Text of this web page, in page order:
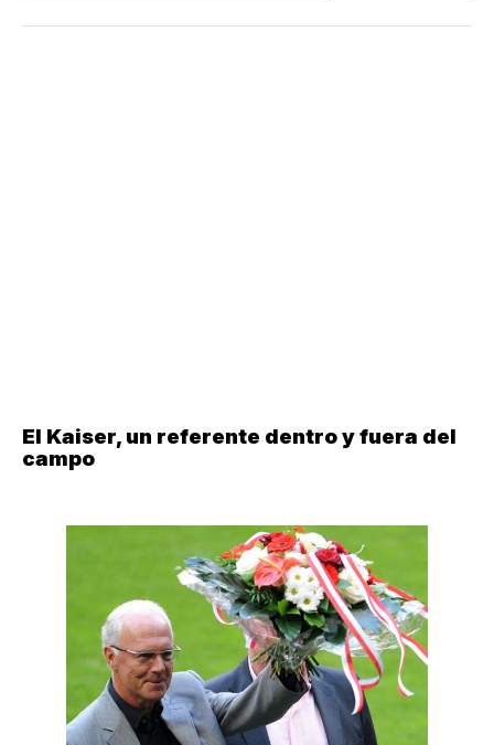
El Kaiser, un referente dentro y fuera del
campo